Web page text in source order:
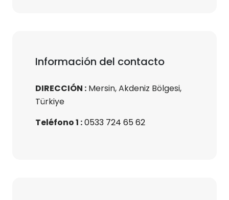
Información del contacto
DIRECCIÓN : Mersin, Akdeniz Bölgesi,
Türkiye
Teléfono 1 :0533 724 65 62